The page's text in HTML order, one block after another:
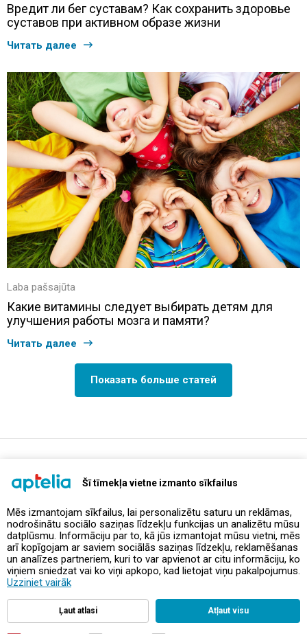
Šī tīmekļa vietne izmanto sīkfailus
Mēs izmantojam sīkfailus, lai personalizētu saturu un reklāmas,
nodrošinātu sociālo saziņas līdzekļu funkcijas un analizētu mūsu
datplūsmu. Informāciju par to, kā jūs izmantojat mūsu vietni, mēs
arī kopīgojam ar saviem sociālās saziņas līdzekļu, reklamēšanas
un analīzes partneriem, kuri to var apvienot ar citu informāciju, ko
viņiem sniedzat vai ko viņi apkopo, kad lietojat viņu pakalpojumus.
Uzziniet vairāk
Ļaut atlasi Atļaut visu
Вредит ли бег суставам? Как сохранить здоровье
суставов при активном образе жизни
Читать далее
Laba pašsajūta
Какие витамины следует выбирать детям для
улучшения работы мозга и памяти?
Читать далее
Показать больше статей
Предложения и акции
Контакты